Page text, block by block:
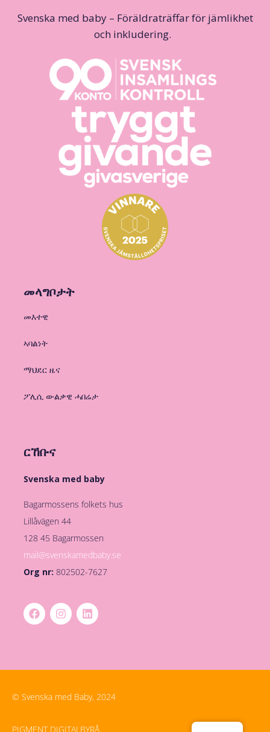
Svenska med baby – Föräldraträffar för jämlikhet
och inkludering.
መላግቦታት
መእተዊ
ኣባልነት
ማህደር ዜና
ፖሊሲ ውልቃዊ ሓበሬታ
ርኸቡና
Svenska med baby
Bagarmossens folkets hus
Lillåvägen 44
128 45 Bagarmossen
mail@svenskamedbaby.se
Org nr: 802502-7627
© Svenska med Baby, 2024
PIGMENT DIGITALBYRÅ